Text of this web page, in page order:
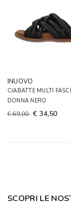
INUOVO
CIABATTE MULTI
DONNA NERO
€ 69,00 € 34,50
SCOPRI LE